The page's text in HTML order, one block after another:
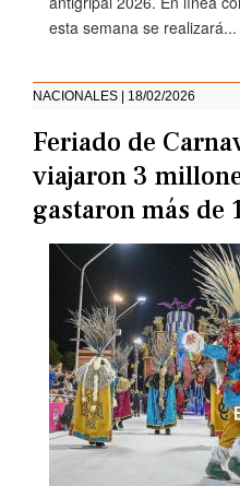
esta semana se realizará...
NACIONALES | 18/02/2026
Feriado de
viajaron 3
gastaron más de